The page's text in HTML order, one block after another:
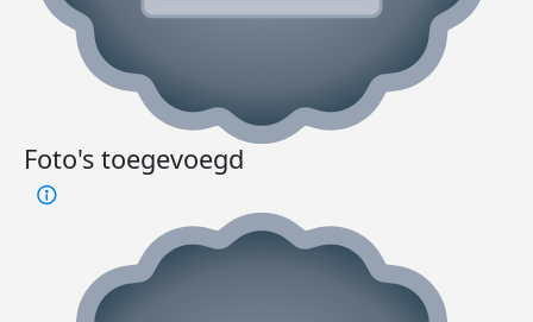
Foto's toegevoegd